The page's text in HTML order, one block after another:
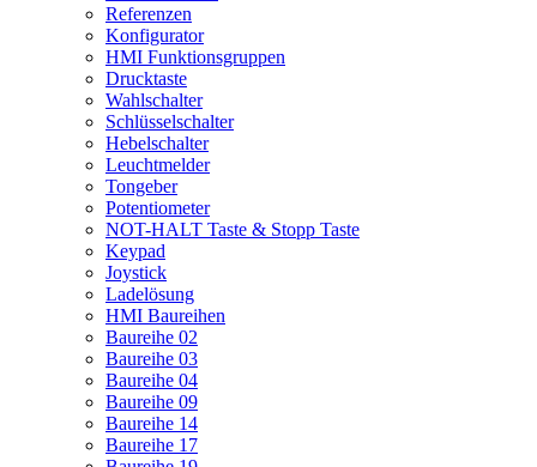
Referenzen
Konfigurator
HMI Funktionsgruppen
Drucktaste
Wahlschalter
Schlüsselschalter
Hebelschalter
Leuchtmelder
Tongeber
Potentiometer
NOT-HALT Taste & Stopp Taste
Keypad
Joystick
Ladelösung
HMI Baureihen
Baureihe 02
Baureihe 03
Baureihe 04
Baureihe 09
Baureihe 14
Baureihe 17